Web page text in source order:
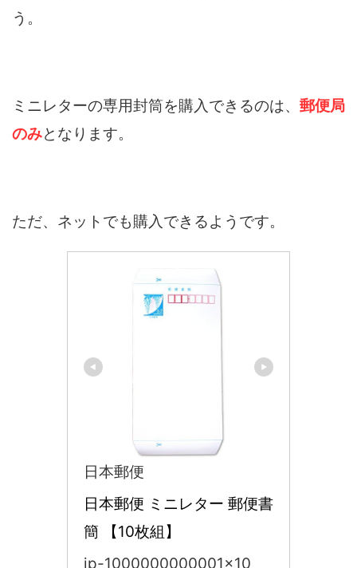
う。
ミニレターの専用封筒を購入できるのは、 郵便局
のみとなります。
ただ、ネットでも購入できるようです。
日本郵便
日本郵便 ミニレター 郵便書
簡 【10枚組】
jp-1000000000001x10